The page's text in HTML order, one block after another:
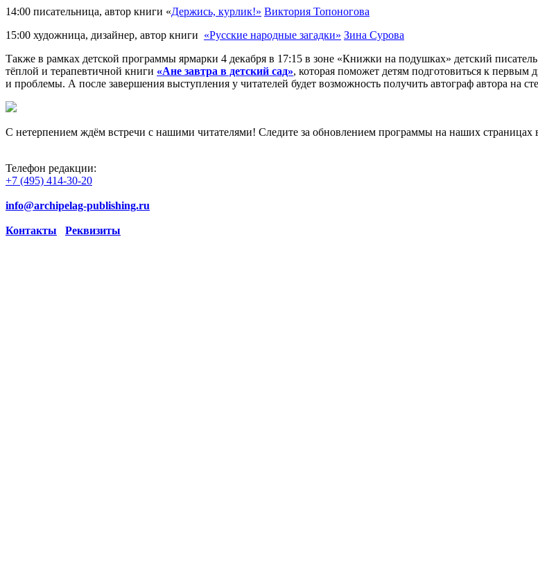
14:00 писательница, автор книги «Держись, курлик!» Виктория Топоногова
15:00 художница, дизайнер, автор книги «Русские народные загадки» Зина Сурова
Также в рамках детской программы ярмарки 4 декабря в 17:15 в зоне «Книжки на подушках» детский
тёплой и терапевтичной книги «Ане завтра в детский сад», которая поможет детям подготовиться к первым
и проблемы. А после завершения выступления у читателей будет возможность получить автограф автора на
С нетерпением ждём встречи с нашими читателями! Следите за обновлением программы на наших страницах
Телефон редакции:
+7 (495) 414-30-20
info@archipelag-publishing.ru
Контакты Реквизиты